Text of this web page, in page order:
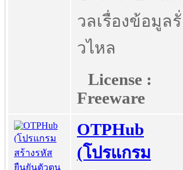
วลเรื่องข้อมูลรั่
วไหล
License :
Freeware
OTPHub
(โปรแกรม